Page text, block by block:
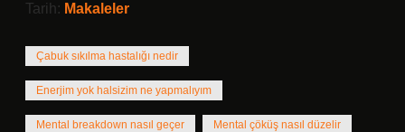
Tarih: Makaleler
Çabuk sıkılma hastalığı nedir
Enerjim yok halsizim ne yapmalıyım
Mental breakdown nasıl geçer Mental çöküş nasıl düzelir